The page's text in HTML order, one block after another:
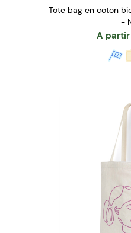
Tote bag en coton
-
A